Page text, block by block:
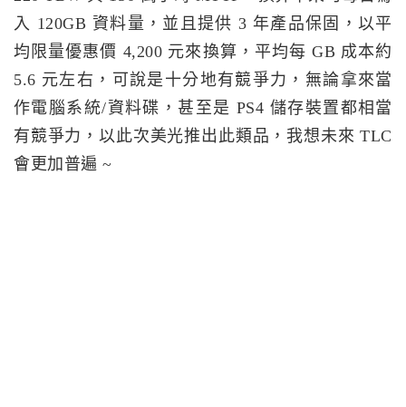
入 120GB 資料量，並且提供 3 年產品保固，以平
均限量優惠價 4,200 元來換算，平均每 GB 成本約
5.6 元左右，可說是十分地有競爭力，無論拿來當
作電腦系統/資料碟，甚至是 PS4 儲存裝置都相當
有競爭力，以此次美光推出此類品，我想未來 TLC
會更加普遍 ~